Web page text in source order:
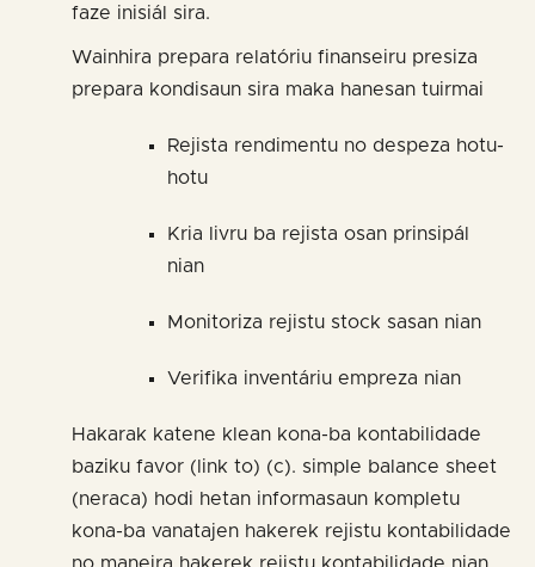
faze inisiál sira.
Wainhira prepara relatóriu finanseiru presiza
prepara kondisaun sira maka hanesan tuirmai
Rejista rendimentu no despeza hotu-
hotu
Kria livru ba rejista osan prinsipál
nian
Monitoriza rejistu stock sasan nian
Verifika inventáriu empreza nian
Hakarak katene klean kona-ba kontabilidade
baziku favor (link to) (c). simple balance sheet
(neraca) hodi hetan informasaun kompletu
kona-ba vanatajen hakerek rejistu kontabilidade